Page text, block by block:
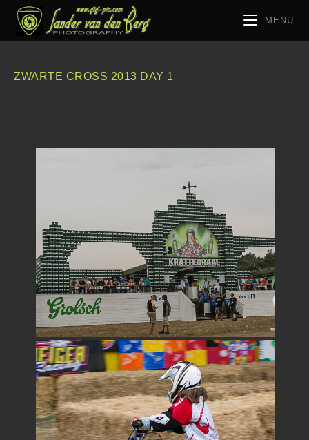
MENU
ZWARTE CROSS 2013 DAY 1